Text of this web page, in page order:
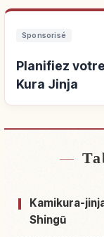
Sponsorisé
Planifiez
Kura Jinja
Kamikura-
Shingū